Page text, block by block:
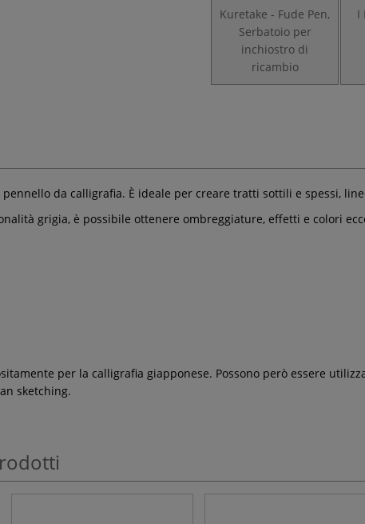
Kuretake - Fude Pen,
Serbatoio per
inchiostro di
ricambio
I
da calligrafia. È ideale per creare tratti sottili e spessi,
grigia, è possibile ottenere ombreggiature, effetti e colori
per la calligrafia giapponese. Possono però essere
sketching.